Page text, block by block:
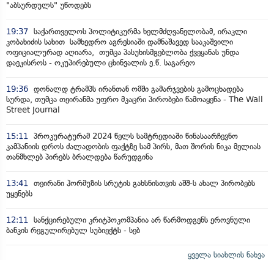
"აბსურდულს" უწოდებს
19:37 საქართველოს პოლიტიკურმა ხელმძღვანელობამ, ირაკლი
კობახიძის სახით სამხედრო აგრესიაში დამნაშავედ სააკაშვილი
ოფიციალურად აღიარა, თუმცა პასუხისმგებლობა ქვეყანას უნდა
დაეკისროს - ოკუპირებული ცხინვალის ე.წ. საგარეო
19:36 დონალდ ტრამპს ირანთან ომში გამარჯვების გამოცხადება
სურდა, თუმცა თეირანმა უფრო მკაცრი პირობები წამოაყენა - The Wall
Street Journal
15:11 პროკურატურამ 2024 წელს სამტრედიაში წინასაარჩევნო
კამპანიის დროს ძალადობის ფაქტზე სამ პირს, მათ შორის ნიკა მელიას
თანმხლებ პირებს ბრალდება წარუდგინა
13:41 თეირანი ჰორმუზის სრუტის გახსნისთვის აშშ-ს ახალ პირობებს
უყენებს
12:11 სანქცირებული კრიტპოკომპანია არ წარმოდგენს ეროვნული
ბანკის რეგულირებულ სუბიექტს - სებ
ყველა სიახლის ნახვა